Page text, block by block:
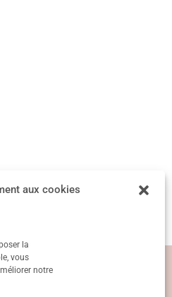
aux cookies
la
vous
notre